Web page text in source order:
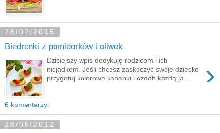
28/02/2015
Biedronki z pomidorków i oliwek
›
Dzisiejszy wpis dedykuję rodzicom i ich
niejadkom. Jeśli chcesz zaskoczyć swoje dziecko
przygotuj kolorowe kanapki i ozdób każdą ja...
6 komentarzy:
28/05/2012